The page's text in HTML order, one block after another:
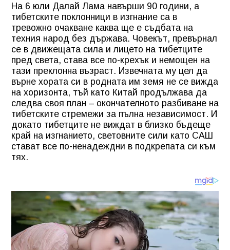
На 6 юли Далай Лама навърши 90 години, а
тибетските поклонници в изгнание са в
тревожно очакване каква ще е съдбата на
техния народ без държава. Човекът, превърнал
се в движещата сила и лицето на тибетците
пред света, става все по-крехък и немощен на
тази преклонна възраст. Извечната му цел да
върне хората си в родната им земя не се вижда
на хоризонта, тъй като Китай продължава да
следва своя план – окончателното разбиване на
тибетските стремежи за пълна независимост. И
докато тибетците не виждат в близко бъдеще
край на изгнанието, световните сили като САШ
стават все по-ненадеждни в подкрепата си към
тях.